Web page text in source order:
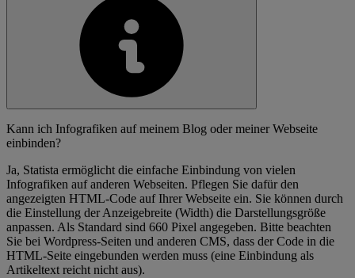
Kann ich Infografiken auf meinem Blog oder meiner Webseite
einbinden?
Ja, Statista ermöglicht die einfache Einbindung von vielen
Infografiken auf anderen Webseiten. Pflegen Sie dafür den
angezeigten HTML-Code auf Ihrer Webseite ein. Sie können durch
die Einstellung der Anzeigebreite (Width) die Darstellungsgröße
anpassen. Als Standard sind 660 Pixel angegeben. Bitte beachten
Sie bei Wordpress-Seiten und anderen CMS, dass der Code in die
HTML-Seite eingebunden werden muss (eine Einbindung als
Artikeltext reicht nicht aus).